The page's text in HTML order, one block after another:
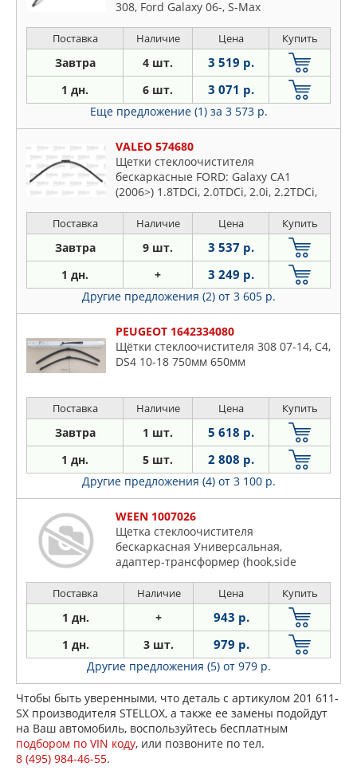
308, Ford Galaxy 06-, S-Max
Поставка Наличие Цена Купить
Завтра 4 шт. 3 519 р.
1 дн. 6 шт. 3 071 р.
Еще предложение (1) за 3 573 р.
VALEO 574680
Щетки стеклоочистителя
бескаркасные FORD: Galaxy CA1
(2006>) 1.8TDCi, 2.0TDCi, 2.0i, 2.2TDCi,
2.2TDCi, 2.3i, 2.5i, PEUGEOT: 308 1.4VTi,
1.6HDi, 1.6THP, 1.6VTi, 2.0HDi
Поставка Наличие Цена Купить
Завтра 9 шт. 3 537 р.
1 дн. + 3 249 р.
Другие предложения (2) от 3 605 р.
PEUGEOT 1642334080
Щётки стеклоочистителя 308 07-14, C4,
DS4 10-18 750мм 650мм
Поставка Наличие Цена Купить
Завтра 1 шт. 5 618 р.
1 дн. 5 шт. 2 808 р.
Другие предложения (4) от 3 100 р.
WEEN 1007026
Щетка стеклоочистителя
бескаркасная Универсальная,
адаптер-трансформер (hook,side
Поставка Наличие Цена Купить
1 дн. + 943 р.
1 дн. 3 шт. 979 р.
Другие предложения (5) от 979 р.
Чтобы быть уверенными, что деталь с артикулом 201 611-
SX производителя STELLOX, а также ее замены подойдут
на Ваш автомобиль, воспользуйтесь бесплатным
подбором по VIN коду, или позвоните по тел.
8 (495) 984-46-55.